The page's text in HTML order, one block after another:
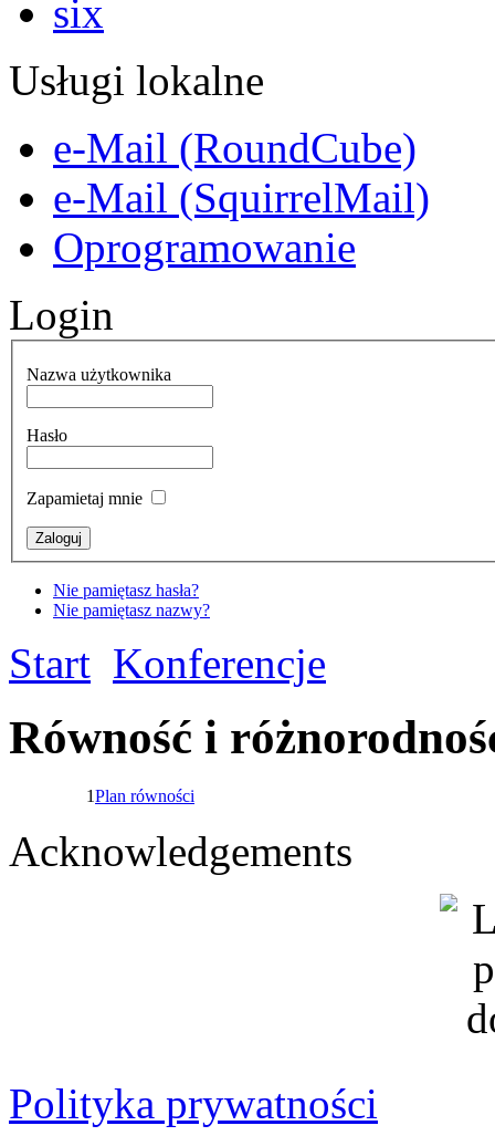
Usługi lokalne
e-Mail (RoundCube)
e-Mail (SquirrelMail)
Oprogramowanie
Login
Nazwa użytkownika
Hasło
Zapamietaj mnie
Nie pamiętasz hasła?
Nie pamiętasz nazwy?
Start Konferencje
Równość i
1Plan równości
Acknowledgements
Polityka prywatności